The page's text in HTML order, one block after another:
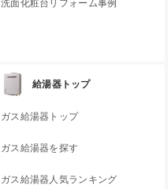
洗面化粧台リフォーム事例
給湯器トップ
ガス給湯器トップ
ガス給湯器を探す
ガス給湯器人気ランキング